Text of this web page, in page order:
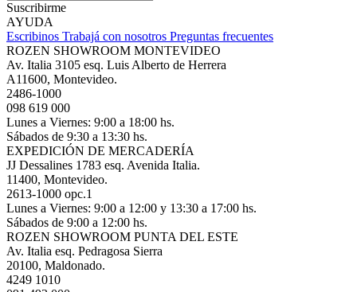
Suscribirme
AYUDA
Escribinos Trabajá con nosotros Preguntas frecuentes
ROZEN SHOWROOM MONTEVIDEO
Av. Italia 3105 esq. Luis Alberto de Herrera
A11600, Montevideo.
2486-1000
098 619 000
Lunes a Viernes: 9:00 a 18:00 hs.
Sábados de 9:30 a 13:30 hs.
EXPEDICIÓN DE MERCADERÍA
JJ Dessalines 1783 esq. Avenida Italia.
11400, Montevideo.
2613-1000 opc.1
Lunes a Viernes: 9:00 a 12:00 y 13:30 a 17:00 hs.
Sábados de 9:00 a 12:00 hs.
ROZEN SHOWROOM PUNTA DEL ESTE
Av. Italia esq. Pedragosa Sierra
20100, Maldonado.
4249 1010